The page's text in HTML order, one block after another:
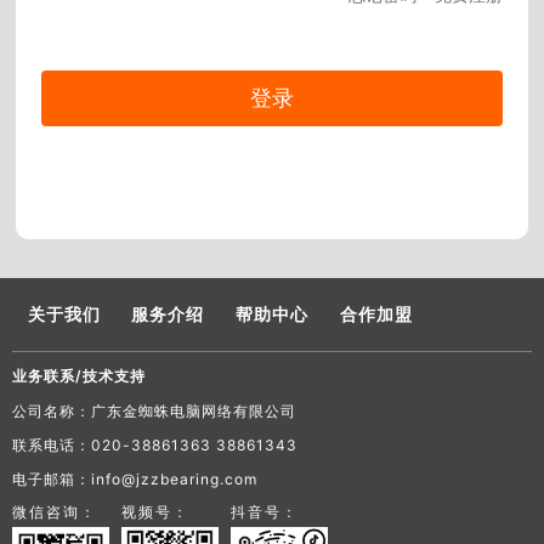
关于我们 服务介绍 帮助中心 合作加盟
业务联系/技术支持
公司名称：广东金蜘蛛电脑网络有限公司
联系电话：020-38861363 38861343
电子邮箱：info@jzzbearing.com
微信咨询：
视频号： 抖音号：